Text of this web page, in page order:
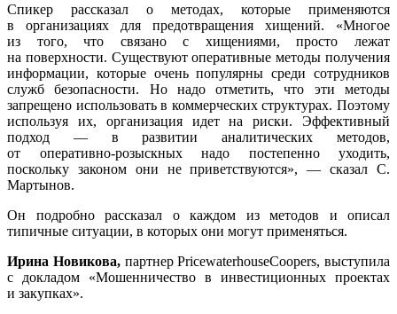
Спикер рассказал о методах, которые применяются
в организациях для предотвращения хищений. «Многое
из того, что связано с хищениями, просто лежат
на поверхности. Существуют оперативные методы получения
информации, которые очень популярны среди сотрудников
служб безопасности. Но надо отметить, что эти методы
запрещено использовать в коммерческих структурах. Поэтому
используя их, организация идет на риски. Эффективный
подход — в развитии аналитических методов,
от оперативно-розыскныхнадо постепенно уходить,
поскольку законом они не приветствуются», — сказал С.
Мартынов.
Он подробно рассказал о каждом из методов и описал
типичные ситуации, в которых они могут применяться.
Ирина Новикова,партнер PricewaterhouseCoopers, выступила
с докладом «Мошенничество в инвестиционных проектах
и закупках».